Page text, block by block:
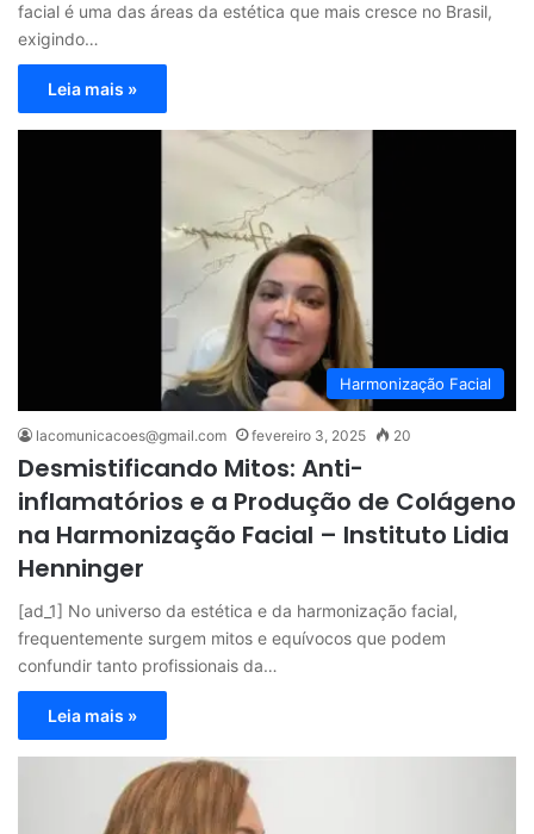
facial é uma das áreas da estética que mais cresce no Brasil,
exigindo…
Leia mais »
Harmonização Facial
lacomunicacoes@gmail.com fevereiro 3, 2025 20
Desmistificando Mitos: Anti-
inflamatórios e a Produção de Colágeno
na Harmonização Facial – Instituto Lidia
Henninger
[ad_1] No universo da estética e da harmonização facial,
frequentemente surgem mitos e equívocos que podem
confundir tanto profissionais da…
Leia mais »